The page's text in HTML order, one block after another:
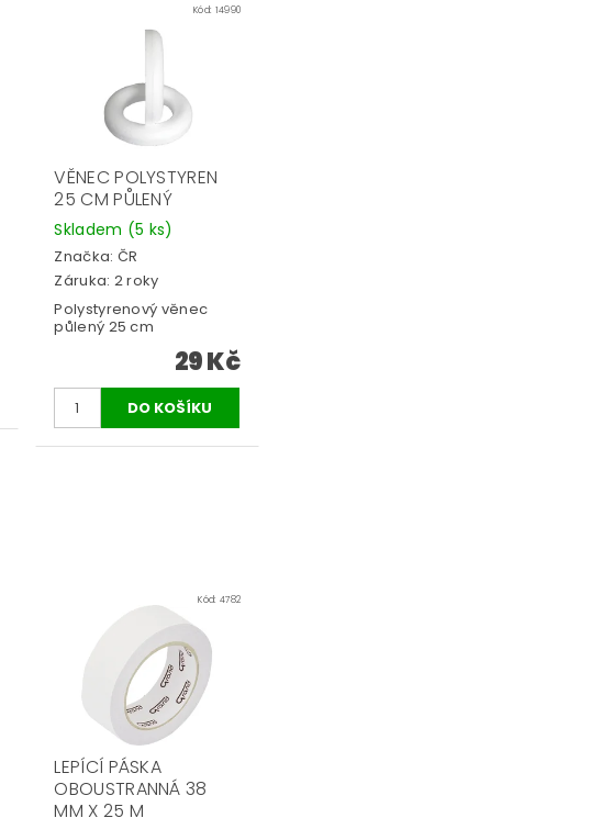
Kód: 14990
VĚNEC POLYSTYREN
25 CM PŮLENÝ
Skladem (5 ks)
Značka: ČR
Záruka: 2 roky
Polystyrenový věnec
půlený 25 cm
29 Kč
Kód: 4782
LEPÍCÍ PÁSKA
OBOUSTRANNÁ 38
MM X 25 M